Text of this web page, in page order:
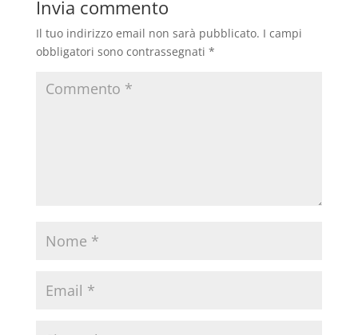
Invia commento
Il tuo indirizzo email non sarà pubblicato. I campi
obbligatori sono contrassegnati *